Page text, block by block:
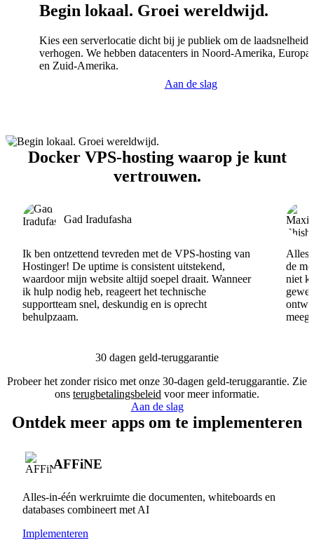
Begin lokaal. Groei wereldwijd.
Kies een serverlocatie dicht bij je publiek om de laadsnelheid
verhogen. We hebben datacenters in Noord-Amerika,
en Zuid-Amerika.
Aan de slag
Docker VPS-hosting waarop je kunt
vertrouwen.
Gad Iradufasha
Ik ben ontzettend tevreden met de VPS-hosting van
Hostinger! De uptime is consistent uitstekend,
waardoor mijn website altijd soepel draait. Wanneer
ik hulp nodig heb, reageert het technische
supportteam snel, deskundig en is oprecht
behulpzaam.
Alles
de
niet
30 dagen geld-teruggarantie
Probeer het zonder risico met onze 30-dagen geld-teruggarantie. Zie
ons terugbetalingsbeleid voor meer informatie.
Aan de slag
Ontdek meer apps om te implementeren
AFFiNE
Alles-in-één werkruimte die documenten, whiteboards en
databases combineert met AI
Implementeren